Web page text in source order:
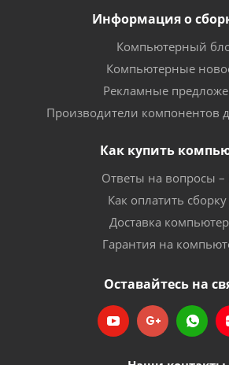
Информация о
Компьютерный
Компьютерные
Рекламные
Производители компонентов
Как купить
Ответы на вопросы –
Как оплатить
Доставка
Гарантия на
Оставайтесь на